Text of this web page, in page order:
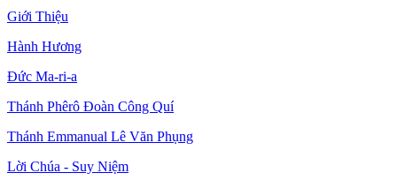
Giới Thiệu
Hành Hương
Đức Ma-ri-a
Thánh Phêrô Đoàn Công Quí
Thánh Emmanual Lê Văn Phụng
Lời Chúa - Suy Niệm